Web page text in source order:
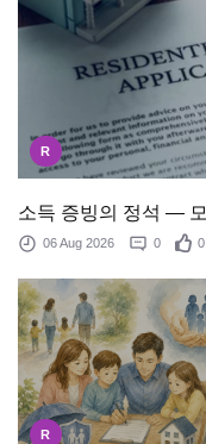
R
소득 증빙의 정석 —
06 Aug 2026 0
R